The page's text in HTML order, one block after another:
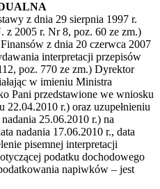
z dnia 29 sierpnia 1997 r.
z 2005 r. Nr 8, poz. 60 ze zm.)
z dnia 20 czerwca 2007
interpretacji przepisów
poz. 770 ze zm.) Dyrektor
w imieniu Ministra
Pani przedstawione we wniosku
22.04.2010 r.) oraz uzupełnieniu
25.06.2010 r.) na
nadania 17.06.2010 r., data
pisemnej interpretacji
podatku dochodowego
napiwków – jest